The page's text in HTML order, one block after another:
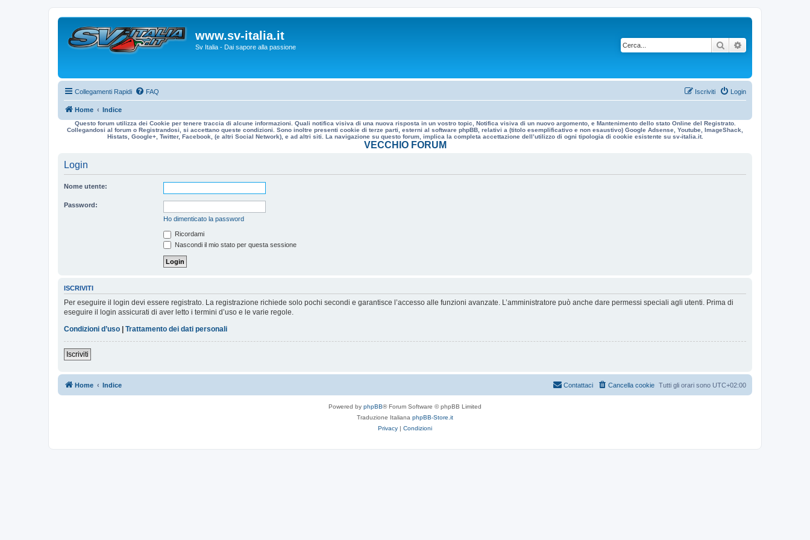
www.sv-italia.it
Sv Italia - Dai sapore alla passione Cerca
Collegamenti Rapidi FAQ Login
Iscriviti
Home Indice
Questo forum utilizza dei Cookie per tenere traccia di alcune informazioni. Quali notifica visiva di una nuova risposta in un vostro topic, Notifica visiva di un nuovo argomento, e Mantenimento dello stato Online del Registrato.
Collegandosi al forum o Registrandosi, si accettano queste condizioni. Sono inoltre presenti cookie di terze parti, esterni al software phpBB, relativi a (titolo esemplificativo e non esaustivo) Google Adsense, Youtube, ImageShack,
Histats, Google+, Twitter, Facebook, (e altri Social Network), e ad altri siti. La navigazione su questo forum, implica la completa accettazione dell’utilizzo di ogni tipologia di cookie esistente su sv-italia.it.
VECCHIO FORUM
Login
Nome utente:
Password:
Ho dimenticato la password
Ricordami
Nascondi il mio stato per questa sessione
ISCRIVITI
Per eseguire il login devi essere registrato. La registrazione richiede solo pochi secondi e garantisce l’accesso alle funzioni avanzate. L’amministratore può anche dare permessi speciali agli utenti. Prima di
eseguire il login assicurati di aver letto i termini d’uso e le varie regole.
Condizioni d’uso | Trattamento dei dati personali
Iscriviti
Home Indice Tutti gli orari sono UTC+02:00
Cancella cookie
Contattaci
Powered by phpBB® Forum Software © phpBB Limited
Traduzione Italiana phpBB-Store.it
Privacy | Condizioni